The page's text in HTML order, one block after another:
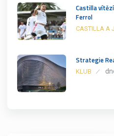
Castilla
Ferrol
CASTILLA A
Strategie
KLUB